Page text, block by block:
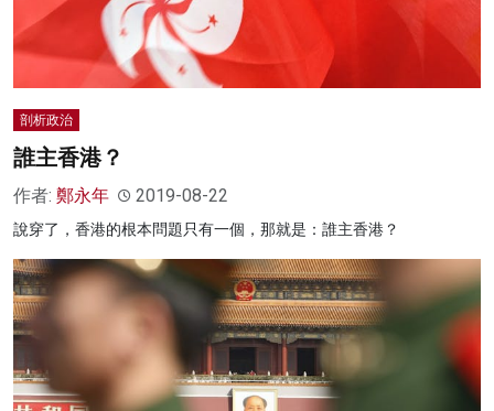
剖析政治
誰主香港？
作者: 鄭永年 2019-08-22
說穿了，香港的根本問題只有一個，那就是：誰主香港？